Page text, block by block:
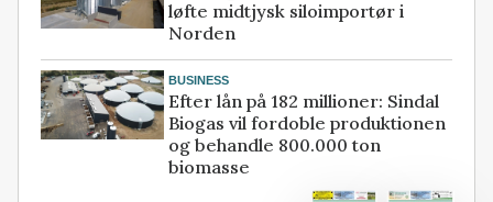
løfte midtjysk siloimportør i
Norden
BUSINESS
Efter lån på 182 millioner: Sindal
Biogas vil fordoble produktionen
og behandle 800.000 ton
biomasse